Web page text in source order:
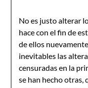
No es justo alterar
hace con el fin de
de ellos
inevitables las
censuradas en la
se han hecho otras,